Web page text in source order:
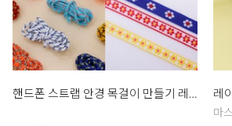
핸드폰 스트랩 안경 목걸이 만들기 레이스 둥근끈 모음전